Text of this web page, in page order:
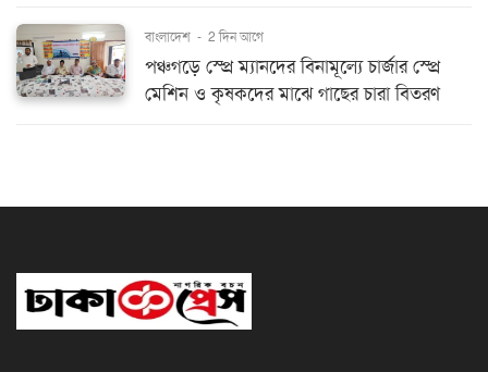
বাংলাদেশ - 2 দিন আগে
পঞ্চগড়ে স্প্রে ম্যানদের বিনামূল্যে চার্জার স্প্রে
মেশিন ও কৃষকদের মাঝে গাছের চারা বিতরণ